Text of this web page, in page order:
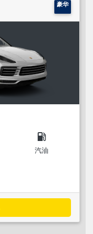
豪华
local_gas_station
汽油